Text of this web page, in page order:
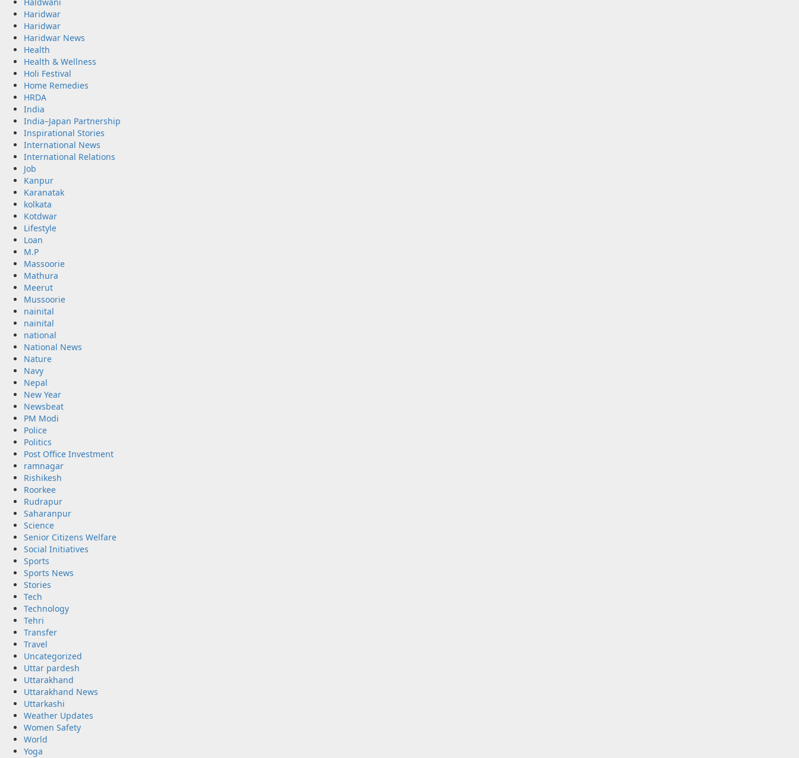
Haridwar
Haridwar
Haridwar News
Health
Health & Wellness
Holi Festival
Home Remedies
HRDA
India
India–Japan Partnership
Inspirational Stories
International News
International Relations
Job
Kanpur
Karanatak
kolkata
Kotdwar
Lifestyle
Loan
M.P
Massoorie
Mathura
Meerut
Mussoorie
nainital
nainital
national
National News
Nature
Navy
Nepal
New Year
Newsbeat
PM Modi
Police
Politics
Post Office Investment
ramnagar
Rishikesh
Roorkee
Rudrapur
Saharanpur
Science
Senior Citizens Welfare
Social Initiatives
Sports
Sports News
Stories
Tech
Technology
Tehri
Transfer
Travel
Uncategorized
Uttar pardesh
Uttarakhand
Uttarakhand News
Uttarkashi
Weather Updates
Women Safety
World
Yoga